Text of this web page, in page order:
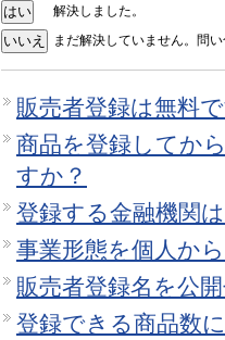
解決しました。
まだ解決していません。問
販売者登録は無料
商品を登録してか
すか？
登録する金融機関
事業形態を個人か
販売者登録名を公
登録できる商品数